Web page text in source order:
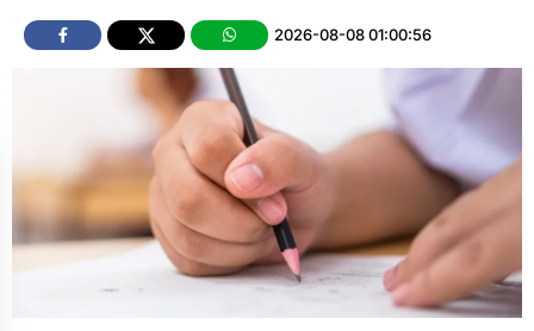
2026-08-08 01:00:56